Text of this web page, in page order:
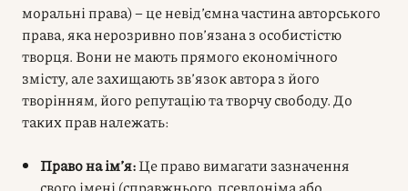
моральні права) – це невід’ємна частина авторського
права, яка нерозривно пов’язана з особистістю
творця. Вони не мають прямого економічного
змісту, але захищають зв’язок автора з його
творінням, його репутацію та творчу свободу. До
таких прав належать:
Право на ім’я:Це право вимагати зазначення
свого імені (справжнього, псевдоніма або